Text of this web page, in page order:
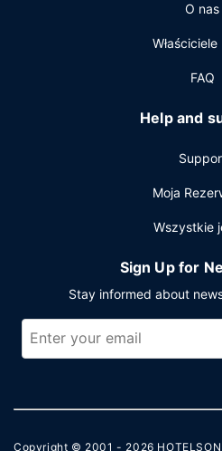
O nas
Właściciele
FAQ
Help and
Moja
Wszystkie
Sign Up for
Stay informed about
Copyright © 2001 - 2026